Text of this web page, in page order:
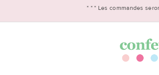
* * * Les commandes